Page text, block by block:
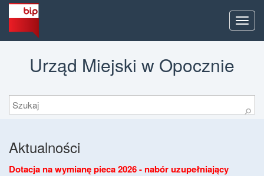
Menu
Urząd Miejski w Opocznie
Szukaj
⚲
Aktualności
Dotacja na wymianę pieca 2026 - nabór uzupełniający